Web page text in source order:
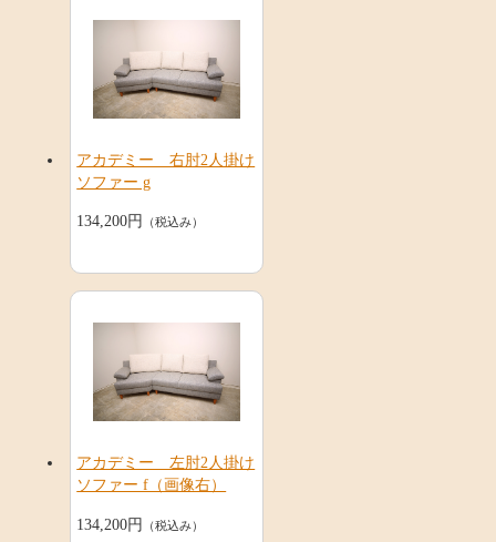
アカデミー 右肘2人掛け
ソファー g
134,200円 （税込み）
アカデミー 左肘2人掛け
ソファー f（画像右）
134,200円 （税込み）